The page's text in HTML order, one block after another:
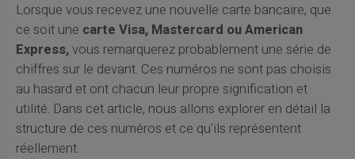
Lorsque vous recevez une nouvelle carte bancaire, que
ce soit une carte Visa, Mastercard ou American
Express,vous remarquerez probablement une série de
chiffres sur le devant. Ces numéros ne sont pas choisis
au hasard et ont chacun leur propre signification et
utilité. Dans cet article, nous allons explorer en détail la
structure de ces numéros et ce qu'ils représentent
réellement.